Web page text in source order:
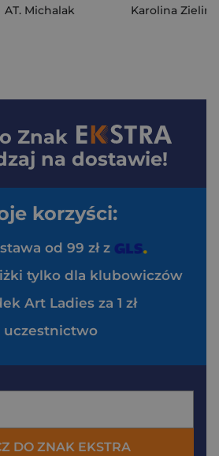
AT. Michalak
Karolina
Znak
na dostawie!
korzyści:
od 99 zł z
tylko dla klubowiczów
Art Ladies za 1 zł
uczestnictwo
DO ZNAK EKSTRA